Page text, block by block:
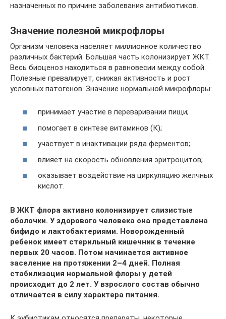
назначенных по причине заболевания антибиотиков.
Значение полезной микрофлоры
Организм человека населяет миллионное количество
различных бактерий. Большая часть колонизирует ЖКТ.
Весь биоценоз находиться в равновесии между собой.
Полезные превалирует, снижая активность и рост
условных патогенов. Значение нормальной микрофлоры:
принимает участие в переваривании пищи;
помогает в синтезе витаминов (К);
участвует в инактивации ряда ферментов;
влияет на скорость обновления эритроцитов;
оказывает воздействие на циркуляцию желчных
кислот.
В ЖКТ флора активно колонизирует слизистые
оболочки. У здорового человека она представлена
бифидо и лактобактериями. Новорожденный
ребенок имеет стерильный кишечник в течение
первых 20 часов. Потом начинается активное
заселение на протяжении 2–4 дней. Полная
стабилизация нормальной флоры у детей
происходит до 2 лет. У взрослого состав обычно
отличается в силу характера питания.